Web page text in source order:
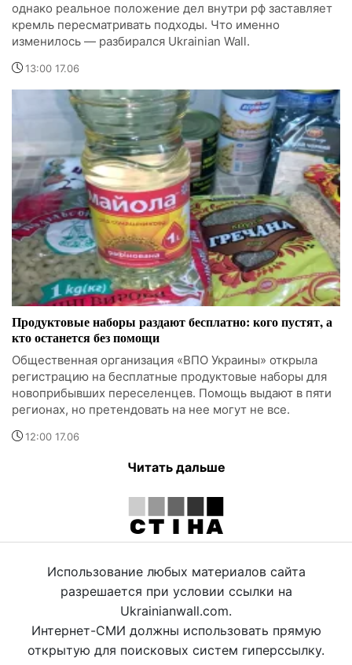
однако реальное положение дел внутри рф заставляет
кремль пересматривать подходы. Что именно
изменилось — разбирался Ukrainian Wall.
13:00 17.06
Продуктовые наборы раздают бесплатно: кого пустят, а
кто останется без помощи
Общественная организация «ВПО Украины» открыла
регистрацию на бесплатные продуктовые наборы для
новоприбывших переселенцев. Помощь выдают в пяти
регионах, но претендовать на нее могут не все.
12:00 17.06
Читать дальше
Использование любых материалов сайта
разрешается при условии ссылки на
Ukrainianwall.com.
Интернет-СМИ должны использовать прямую
открытую для поисковых систем гиперссылку.